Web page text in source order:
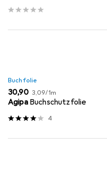
Buchfolie
EUR
30,90 EUR
3,09/1m
Agipa Buchschutzfolie
4